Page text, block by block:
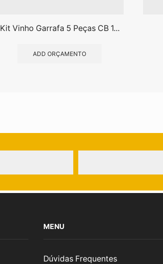
Kit Vinho Garrafa 5 Peças CB 1...
ADD ORÇAMENTO
MENU
Dúvidas Frequentes